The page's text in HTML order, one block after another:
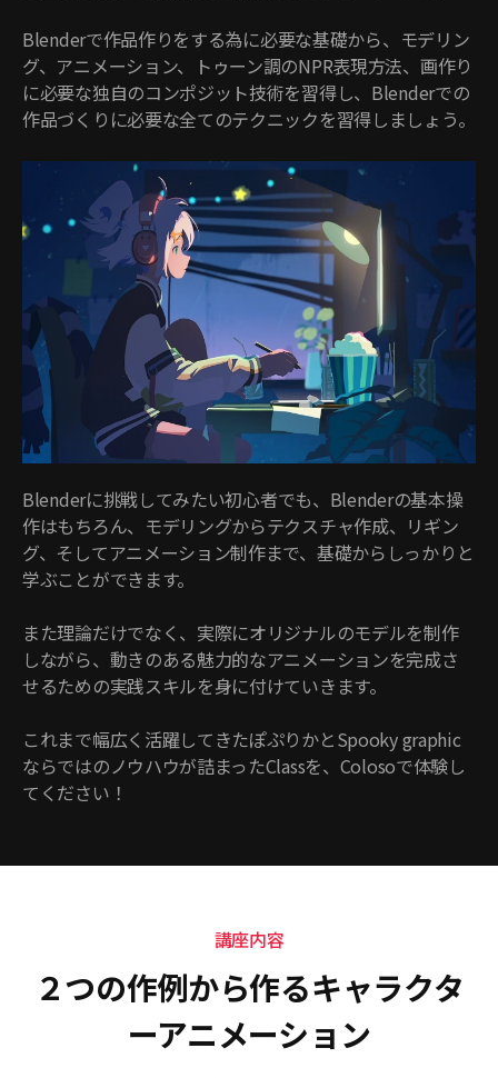
Blenderで作品作りをする為に必要な基礎から、モデリン
グ、アニメーション、トゥーン調のNPR表現方法、画作り
に必要な独自のコンポジット技術を習得し、Blenderでの
作品づくりに必要な全てのテクニックを習得しましょう。
Blenderに挑戦してみたい初心者でも、Blenderの基本操
作はもちろん、モデリングからテクスチャ作成、リギン
グ、そしてアニメーション制作まで、基礎からしっかりと
学ぶことができます。
また理論だけでなく、実際にオリジナルのモデルを制作
しながら、動きのある魅力的なアニメーションを完成さ
せるための実践スキルを身に付けていきます。
これまで幅広く活躍してきたぽぷりかとSpooky graphic
ならではのノウハウが詰まったClassを、Colosoで体験し
てください！
講座内容
２つの作例から作るキャラクタ
ーアニメーション